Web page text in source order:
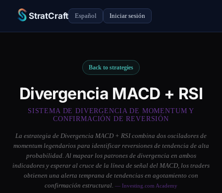
StratCraft Español Iniciar sesión
Back to strategies
Divergencia MACD + RSI
SISTEMA DE DIVERGENCIA DE MOMENTUM Y
CONFIRMACIÓN DE REVERSIÓN
La estrategia de Divergencia MACD + RSI combina dos osciladores de
momentum legendarios para identificar reversiones de tendencia de alta
probabilidad. Al mapear los patrones de divergencia en ambos
indicadores y esperar al cruce de la línea de señal del MACD, los traders
obtienen una alerta temprana de tendencias en agotamiento con
confirmación estructural. — Investing.com Academy